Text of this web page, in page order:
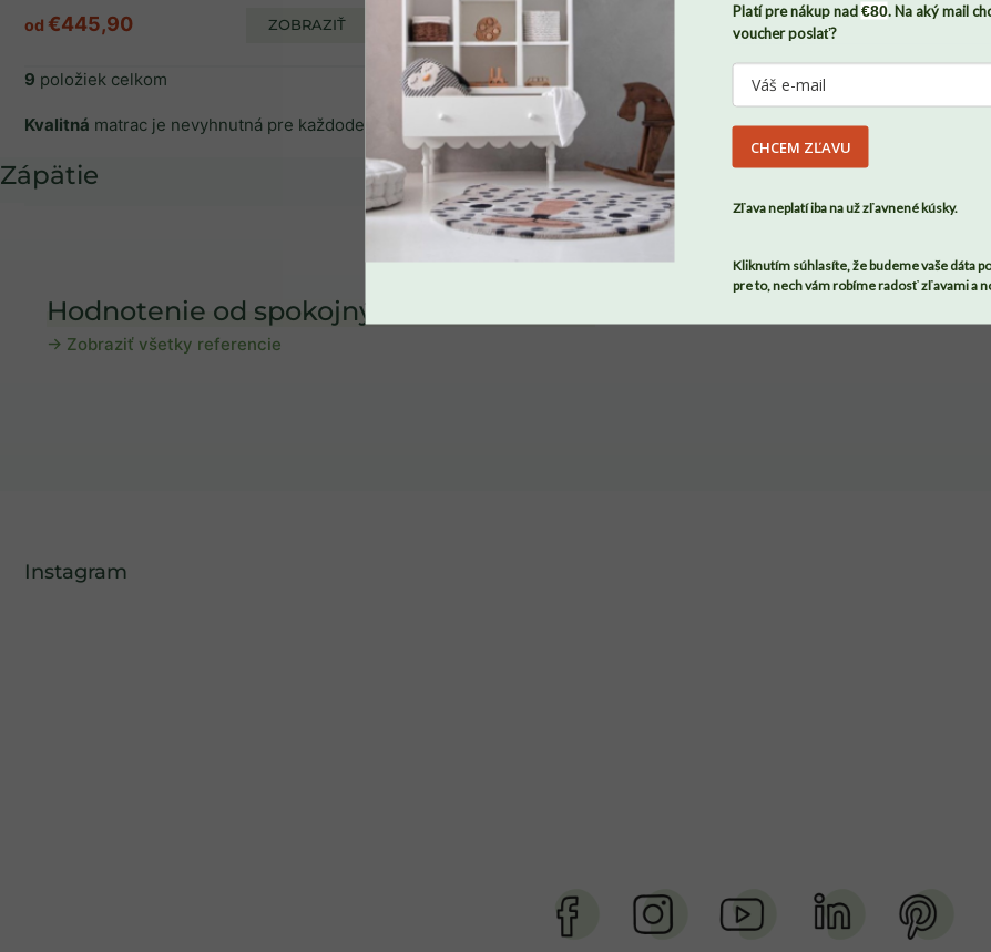
Všetky údaje budú pod našou strechu v úplnom bezpečí. Svoj
súhlas môžete zároveň kedykoľvek odvolať, stačí nám napísať.
Viac o tom, ako chránime vaše osobné údaje, nájdete
od €445,90 ZOBRAZIŤ
9 položiek celkom
Kvalitná matrac je nevyhnutná pre každodenný odpočinok a relaxáciu. Vyberte si tú správnu pre svoju posteľ. Naše matrace sú vyrobené z kvalitných materiálov a sú
Zápätie
Hodnotenie od spokojných rodičov a detí
→ Zobraziť všetky referencie
Instagram
SPÄŤ DO OBCHODU
Platí pre nákup nad€80. Na aký mail
voucher poslať?
CHCEM ZĽAVU
Zľava neplatí iba na už zľavnené kúsky.
Kliknutím súhlasíte, že budeme vaše dáta
pre to, nech vám robíme radosť zľavami a